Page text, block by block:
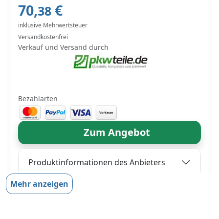
70,38 €
inklusive Mehrwertsteuer
Versandkostenfrei
Verkauf und Versand durch
Bezahlarten
Zum Angebot
Produktinformationen des Anbieters
Mehr anzeigen